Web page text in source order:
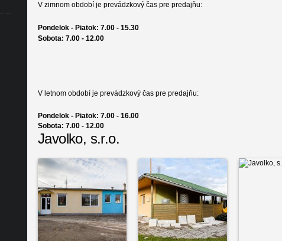
V zimnom období je prevádzkový čas pre predajňu:
Pondelok - Piatok: 7.00 - 15.30
Sobota: 7.00 - 12.00
V letnom období je prevádzkový čas pre predajňu:
Pondelok - Piatok: 7.00 - 16.00
Sobota: 7.00 - 12.00
Javolko, s.r.o.